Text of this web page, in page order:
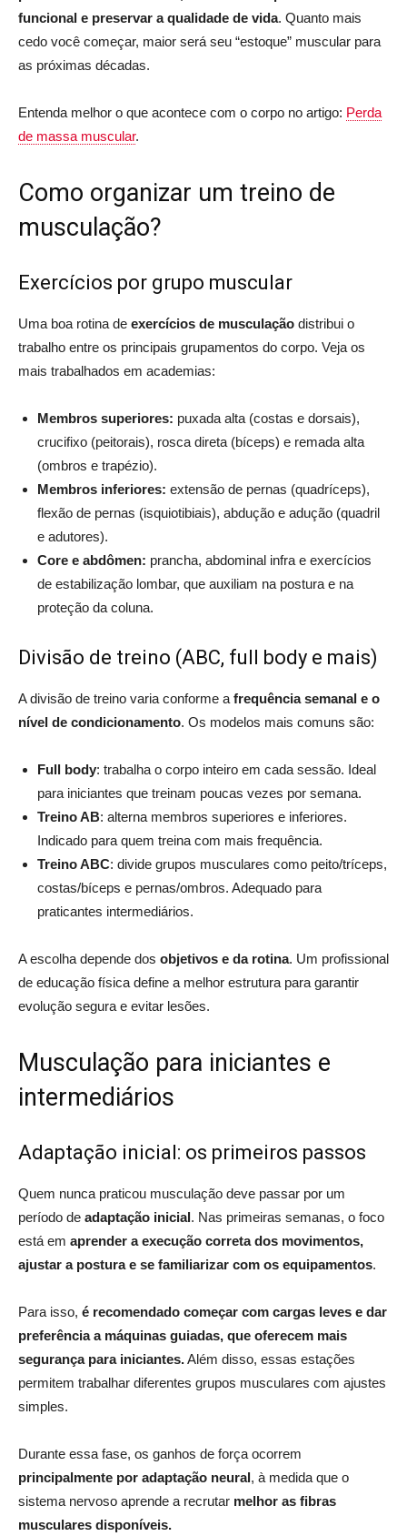
funcional e preservar a qualidade de vida. Quanto mais
cedo você começar, maior será seu “estoque” muscular para
as próximas décadas.
Entenda melhor o que acontece com o corpo no artigo: Perda
de massa muscular.
Como organizar um treino de
musculação?
Exercícios por grupo muscular
Uma boa rotina de exercícios de musculação distribui o
trabalho entre os principais grupamentos do corpo. Veja os
mais trabalhados em academias:
Membros superiores: puxada alta (costas e dorsais),
crucifixo (peitorais), rosca direta (bíceps) e remada alta
(ombros e trapézio).
Membros inferiores: extensão de pernas (quadríceps),
flexão de pernas (isquiotibiais), abdução e adução (quadril
e adutores).
Core e abdômen: prancha, abdominal infra e exercícios
de estabilização lombar, que auxiliam na postura e na
proteção da coluna.
Divisão de treino (ABC, full body e mais)
A divisão de treino varia conforme a frequência semanal e o
nível de condicionamento. Os modelos mais comuns são:
Full body: trabalha o corpo inteiro em cada sessão. Ideal
para iniciantes que treinam poucas vezes por semana.
Treino AB: alterna membros superiores e inferiores.
Indicado para quem treina com mais frequência.
Treino ABC: divide grupos musculares como peito/tríceps,
costas/bíceps e pernas/ombros. Adequado para
praticantes intermediários.
A escolha depende dos objetivos e da rotina. Um profissional
de educação física define a melhor estrutura para garantir
evolução segura e evitar lesões.
Musculação para iniciantes e
intermediários
Adaptação inicial: os primeiros passos
Quem nunca praticou musculação deve passar por um
período de adaptação inicial. Nas primeiras semanas, o foco
está em aprender a execução correta dos movimentos,
ajustar a postura e se familiarizar com os equipamentos.
Para isso, é recomendado começar com cargas leves e dar
preferência a máquinas guiadas, que oferecem mais
segurança para iniciantes.Além disso, essas estações
permitem trabalhar diferentes grupos musculares com ajustes
simples.
Durante essa fase, os ganhos de força ocorrem
principalmente por adaptação neural, à medida que o
sistema nervoso aprende a recrutar melhor as fibras
musculares disponíveis.